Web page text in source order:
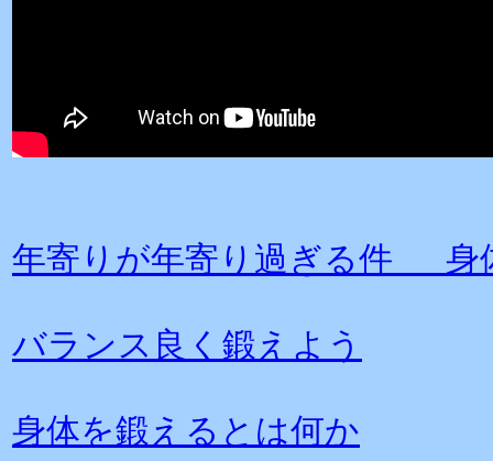
年寄りが年寄り過ぎる件 身
バランス良く鍛えよう
身体を鍛えるとは何か